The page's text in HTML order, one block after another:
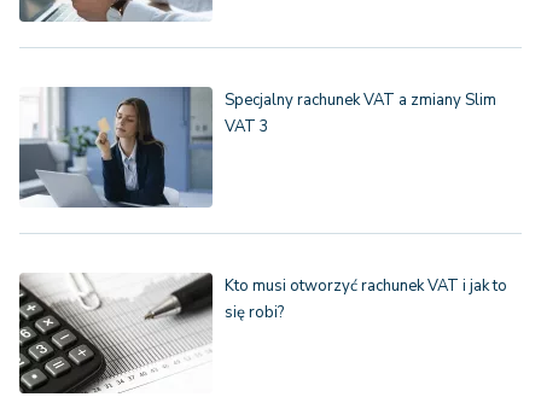
Specjalny rachunek VAT a zmiany Slim
VAT 3
Kto musi otworzyć rachunek VAT i jak to
się robi?